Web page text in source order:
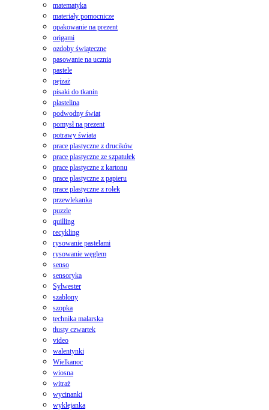
matematyka
materiały pomocnicze
opakowanie na prezent
origami
ozdoby świąteczne
pasowanie na ucznia
pastele
pejzaż
pisaki do tkanin
plastelina
podwodny świat
pomysł na prezent
potrawy świata
prace plastyczne z drucików
prace plastyczne ze szpatułek
prace plastyczne z kartonu
prace plastyczne z papieru
prace plastyczne z rolek
przewlekanka
puzzle
quilling
recykling
rysowanie pastelami
rysowanie węglem
senso
sensoryka
Sylwester
szablony
szopka
technika malarska
tłusty czwartek
video
walentynki
Wielkanoc
wiosna
witraż
wycinanki
wyklejanka